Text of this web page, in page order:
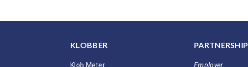
KLOBBER
Klob Meter
PARTNERSHIP
Employer